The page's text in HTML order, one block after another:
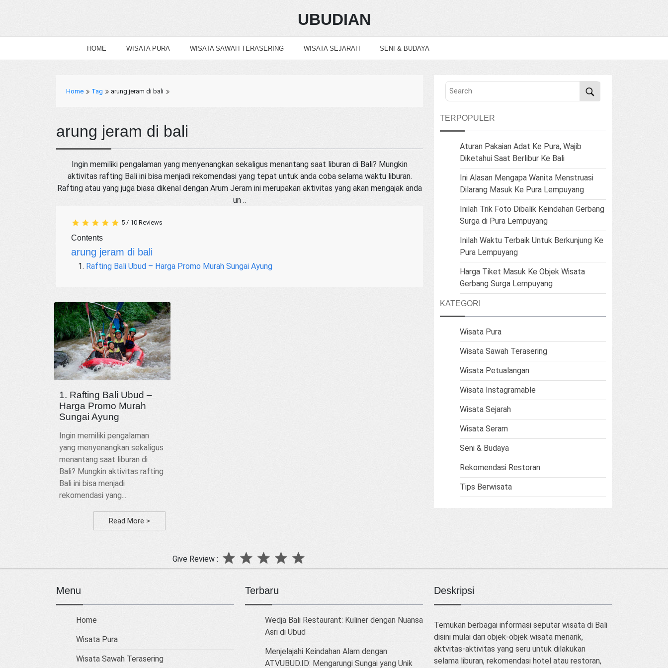
UBUDIAN
HOME WISATA PURA WISATA SAWAH TERASERING WISATA SEJARAH SENI & BUDAYA
Home Tag arung jeram di bali
arung jeram di bali
Ingin memiliki pengalaman yang menyenangkan sekaligus menantang saat liburan di Bali? Mungkin
aktivitas rafting Bali ini bisa menjadi rekomendasi yang tepat untuk anda coba selama waktu liburan.
Rafting atau yang juga biasa dikenal dengan Arum Jeram ini merupakan aktivitas yang akan mengajak anda
un ..
5 / 10 Reviews
Contents
arung jeram di bali
Rafting Bali Ubud – Harga Promo Murah Sungai Ayung
1. Rafting Bali Ubud –
Harga Promo Murah
Sungai Ayung
Ingin memiliki pengalaman
yang menyenangkan sekaligus
menantang saat liburan di
Bali? Mungkin aktivitas rafting
Bali ini bisa menjadi
rekomendasi yang...
Read More >
Give Review :
TERPOPULER
Aturan Pakaian Adat Ke Pura, Wajib
Diketahui Saat Berlibur Ke Bali
Ini Alasan Mengapa Wanita Menstruasi
Dilarang Masuk Ke Pura Lempuyang
Inilah Trik Foto Dibalik Keindahan Gerbang
Surga di Pura Lempuyang
Inilah Waktu Terbaik Untuk Berkunjung Ke
Pura Lempuyang
Harga Tiket Masuk Ke Objek Wisata
Gerbang Surga Lempuyang
KATEGORI
Wisata Pura
Wisata Sawah Terasering
Wisata Petualangan
Wisata Instagramable
Wisata Sejarah
Wisata Seram
Seni & Budaya
Rekomendasi Restoran
Tips Berwisata
Menu
Home
Wisata Pura
Wisata Sawah Terasering
Terbaru
Wedja Bali Restaurant: Kuliner dengan Nuansa
Asri di Ubud
Menjelajahi Keindahan Alam dengan
ATVUBUD.ID: Mengarungi Sungai yang Unik
Deskripsi
Temukan berbagai informasi seputar wisata di Bali
disini mulai dari objek-objek wisata menarik,
aktvitas-aktivitas yang seru untuk dilakukan
selama liburan, rekomendasi hotel atau restoran,